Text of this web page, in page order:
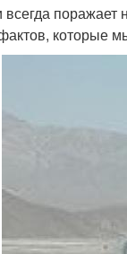
всегда
которые